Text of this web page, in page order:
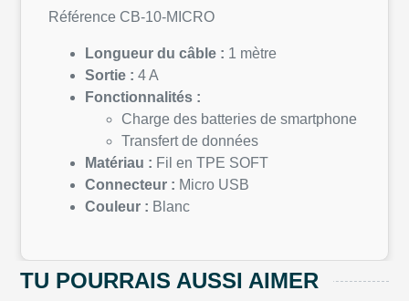
Référence CB-10-MICRO
Longueur du câble : 1 mètre
Sortie : 4 A
Fonctionnalités :
Charge des batteries de smartphone
Transfert de données
Matériau : Fil en TPE SOFT
Connecteur : Micro USB
Couleur : Blanc
TU POURRAIS AUSSI AIMER